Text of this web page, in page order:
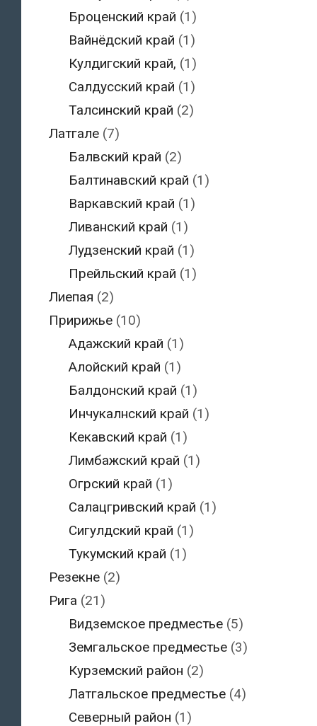
Броценский край (1)
Вайнёдский край (1)
Кулдигский край, (1)
Салдусский край (1)
Талсинский край (2)
Латгале(7)
Балвский край (2)
Балтинавский край (1)
Варкавский край (1)
Ливанский край (1)
Лудзенский край (1)
Прейльский край (1)
Лиепая (2)
Пририжье(10)
Адажский край (1)
Алойский край (1)
Балдонский край (1)
Инчукалнский край (1)
Кекавский край (1)
Лимбажский край (1)
Огрский край (1)
Салацгривский край (1)
Сигулдский край (1)
Тукумский край (1)
Резекне(2)
Рига (21)
Видземское предместье (5)
Земгальское предместье (3)
Курземский район (2)
Латгальское предместье (4)
Северный район (1)